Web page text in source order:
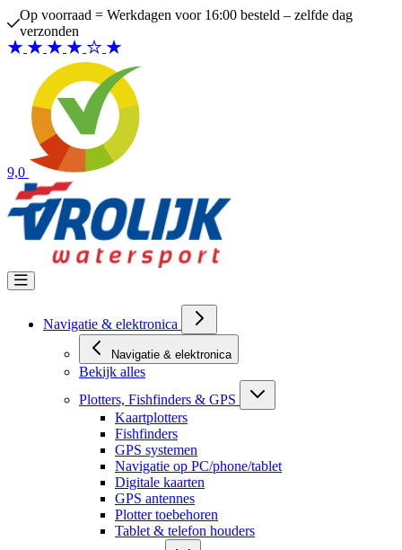
Ga naar de inhoud
Op voorraad = Werkdagen voor 16:00 besteld – zelfde dag
verzonden
9,0
Navigatie & elektronica
Navigatie & elektronica
Bekijk alles
Plotters, Fishfinders & GPS
Kaartplotters
Fishfinders
GPS systemen
Navigatie op PC/phone/tablet
Digitale kaarten
GPS antennes
Plotter toebehoren
Tablet & telefon houders